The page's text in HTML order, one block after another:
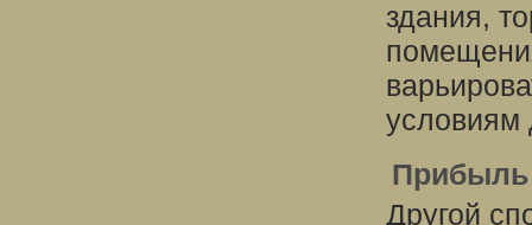
здания,
условиям
Прибыль
Другой